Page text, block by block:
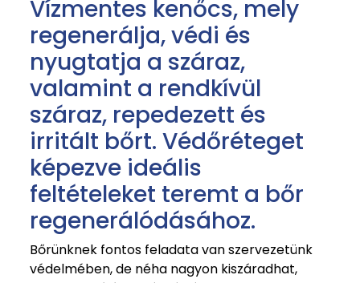
Vízmentes kenőcs, mely
regenerálja, védi és
nyugtatja a száraz,
valamint a rendkívül
száraz, repedezett és
irritált bőrt. Védőréteget
képezve ideális
feltételeket teremt a bőr
regenerálódásához.
Bőrünknek fontos feladata van szervezetünk
védelmében, de néha nagyon kiszáradhat,